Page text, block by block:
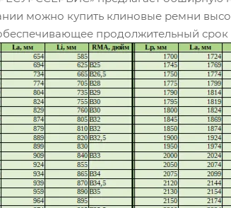
можно купить клиновые ремни
продолжительный